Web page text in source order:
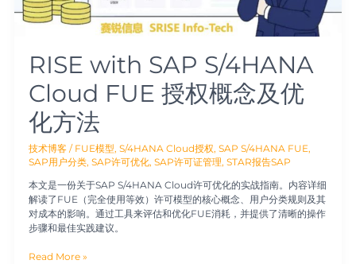
RISE with SAP S/4HANA
Cloud FUE 授权概念及优
化方法
技术博客 / FUE模型,S/4HANA Cloud授权,SAP S/4HANA FUE,
SAP用户分类,SAP许可优化,SAP许可证管理,STAR报告SAP
本文是一份关于SAP S/4HANA Cloud许可优化的实战指南。内容详细
解读了FUE（完全使用等效）许可模型的核心概念、用户分类规则及其
对成本的影响。通过工具来评估和优化FUE消耗，并提供了清晰的操作
步骤和最佳实践建议。
及
优
法
Read More »